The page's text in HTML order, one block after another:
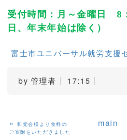
受付時間：月～金曜日 8
日、年末年始は除く）
富士市ユニバーサル就労支援
by 管理者 17:15
«和党会様より食料の
ご寄附をいただきました
main